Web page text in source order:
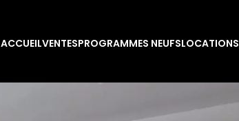
ACCUEILVENTESPROGRAMMES NEUFSLOCATIONS